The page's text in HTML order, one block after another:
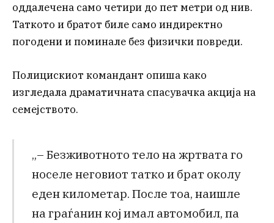
оддалечена само четири до пет метри од нив.
Таткото и братот биле само индиректно
погодени и поминале без физички повреди.
Полицискиот командант опиша како
изгледала драматичната спасувачка акција на
семејството.
„– Безживотното тело на жртвата го
носеле неговиот татко и брат околу
еден километар. После тоа, наишле
на граѓанин кој имал автомобил, па